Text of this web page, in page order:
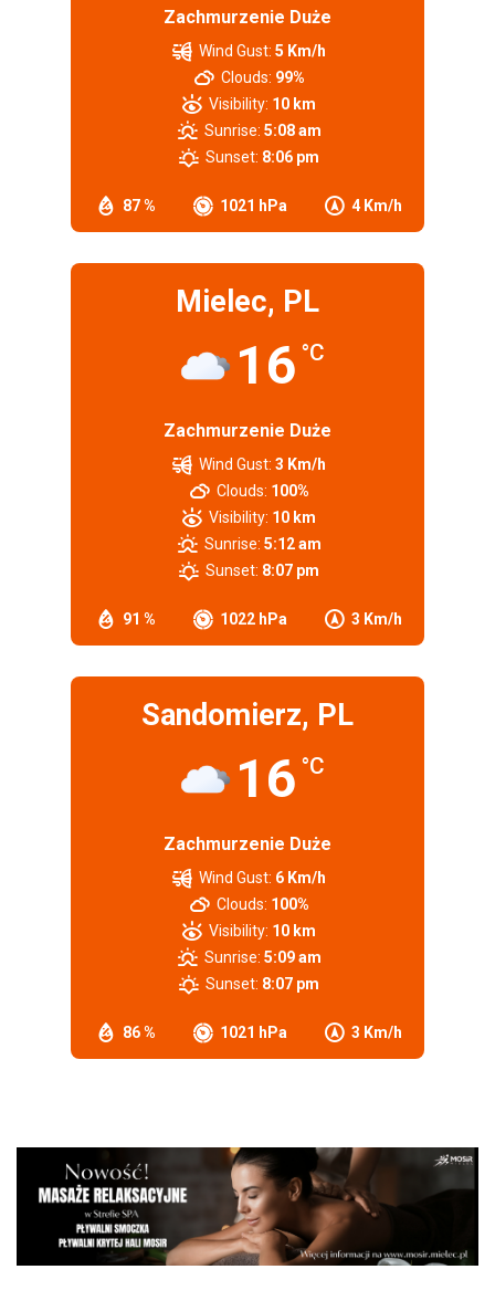
Zachmurzenie Duże
87 % 1021 hPa 4 Km/h
Wind Gust: 5 Km/h
Clouds: 99%
Visibility: 10 km
Sunrise: 5:08 am
Sunset: 8:06 pm
Mielec, PL
16 °C
Zachmurzenie Duże
91 % 1022 hPa 3 Km/h
Wind Gust: 3 Km/h
Clouds: 100%
Visibility: 10 km
Sunrise: 5:12 am
Sunset: 8:07 pm
Sandomierz, PL
16 °C
Zachmurzenie Duże
86 % 1021 hPa 3 Km/h
Wind Gust: 6 Km/h
Clouds: 100%
Visibility: 10 km
Sunrise: 5:09 am
Sunset: 8:07 pm